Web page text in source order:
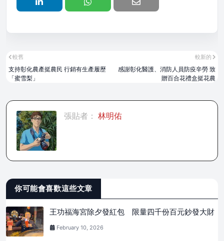
較新的
感謝彰化醫護、消防人員防疫辛勞 致
贈百合花禮盒挺花農
較舊
支持彰化農產挺農民 行銷有生產履歷
「蜜雪梨」
張貼者： 林明佑
你可能會喜歡這些文章
王功福海宮除夕發紅包 限量四千份百元鈔發大財
February 10, 2026